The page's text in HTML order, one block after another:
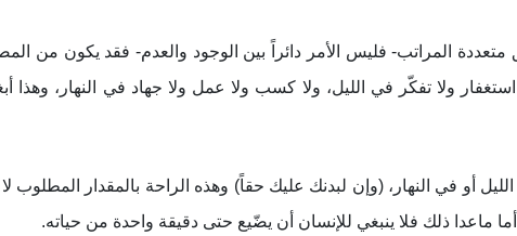
المراتب- فليس الأمر دائراً بين الوجود والعدم- فقد يكون من
استغفار ولا تفكّر في الليل، ولا كسب ولا عمل ولا جهاد في النهار،
أو في النهار، (وإن لبدنك عليك حقاً) وهذه الراحة بالمقدار المطلوب
ماعدا ذلك فلا ينبغي للإنسان أن يضّيع حتی دقيقة واحدة من حياته.